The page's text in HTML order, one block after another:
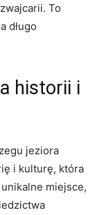
To
długo
historii i
jeziora
i kulturę, która
miejsce,